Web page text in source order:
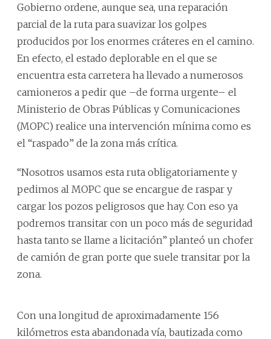
Gobierno ordene, aunque sea, una reparación
parcial de la ruta para suavizar los golpes
producidos por los enormes cráteres en el camino.
En efecto, el estado deplorable en el que se
encuentra esta carretera ha llevado a numerosos
camioneros a pedir que –de forma urgente– el
Ministerio de Obras Públicas y Comunicaciones
(MOPC) realice una intervención mínima como es
el “raspado” de la zona más crítica.
“Nosotros usamos esta ruta obligatoriamente y
pedimos al MOPC que se encargue de raspar y
cargar los pozos peligrosos que hay. Con eso ya
podremos transitar con un poco más de seguridad
hasta tanto se llame a licitación” planteó un chofer
de camión de gran porte que suele transitar por la
zona.
Con una longitud de aproximadamente 156
kilómetros esta abandonada vía, bautizada como